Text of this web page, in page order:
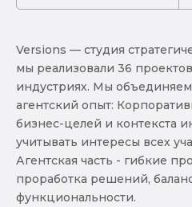
Versions — студия
мы реализовали 36
индустриях. Мы
агентский опыт:
бизнес-целей и контекста
учитывать интересы всех
Агентская часть - гибкие
проработка решений,
функциональности.